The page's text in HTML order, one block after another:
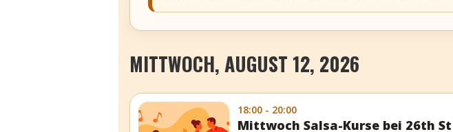
MITTWOCH, AUGUST 12, 2026
18:00 - 20:00
Mittwoch Salsa-Kurse bei 26th